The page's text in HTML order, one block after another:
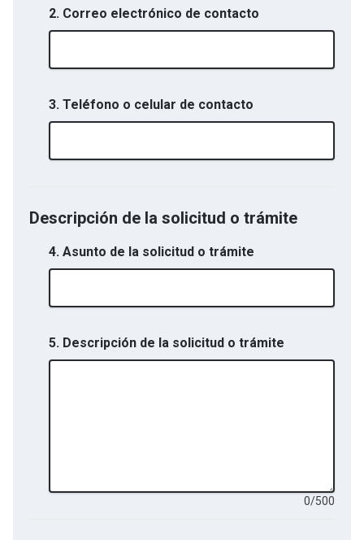
2. Correo electrónico de contacto
3. Teléfono o celular de contacto
Descripción de la solicitud o trámite
4. Asunto de la solicitud o trámite
5. Descripción de la solicitud o trámite
0/500